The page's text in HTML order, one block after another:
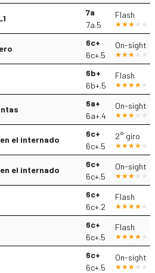
7a
7a.5
Flash
6c+
6c+.5
On-sight
6b+
6b+.5
Flash
6a+
6a+.4
On-sight
el internado
6c+
6c+.5
2° giro
el internado
6c+
6c+.5
On-sight
6c+
6c+.2
Flash
6c+
6c+.5
Flash
6c+
6c+.5
On-sight